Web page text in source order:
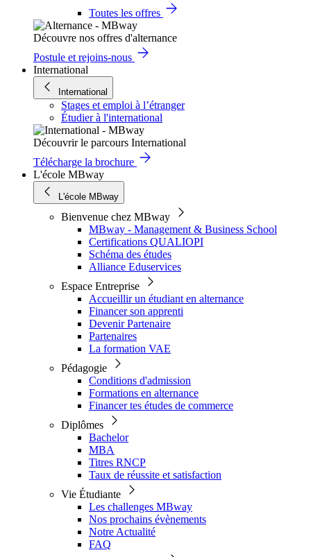
Toutes les offres
Découvre nos offres d'alternance
Postule et rejoins-nous
International
International
Stages et emploi à l’étranger
Étudier à l'international
Découvrir le parcours International
Télécharge la brochure
L'école MBway
L'école MBway
Bienvenue chez MBway
MBway - Management & Business School
Certifications QUALIOPI
Schéma des études
Alliance Eduservices
Espace Entreprise
Accueillir un étudiant en alternance
Financer son apprenti
Devenir Partenaire
Partenaires
La formation VAE
Pédagogie
Conditions d'admission
Formations en alternance
Financer tes études de commerce
Diplômes
Bachelor
MBA
Titres RNCP
Taux de réussite et satisfaction
Vie Étudiante
Les challenges MBway
Nos prochains évènements
Notre Actualité
FAQ